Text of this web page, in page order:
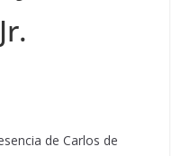
de Carlos de